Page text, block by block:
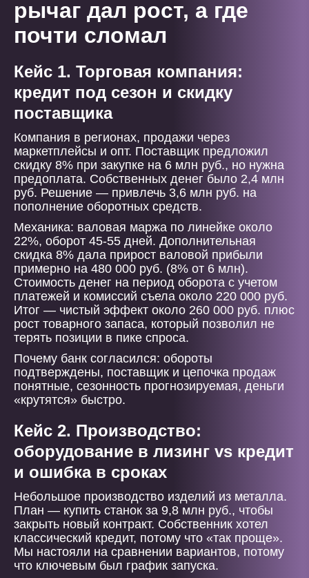
рычаг дал рост, а где
почти сломал
Кейс 1. Торговая компания:
кредит под сезон и скидку
поставщика
Компания в регионах, продажи через
маркетплейсы и опт. Поставщик предложил
скидку 8% при закупке на 6 млн руб., но нужна
предоплата. Собственных денег было 2,4 млн
руб. Решение — привлечь 3,6 млн руб. на
пополнение оборотных средств.
Механика: валовая маржа по линейке около
22%, оборот 45-55 дней. Дополнительная
скидка 8% дала прирост валовой прибыли
примерно на 480 000 руб. (8% от 6 млн).
Стоимость денег на период оборота с учетом
платежей и комиссий съела около 220 000 руб.
Итог — чистый эффект около 260 000 руб. плюс
рост товарного запаса, который позволил не
терять позиции в пике спроса.
Почему банк согласился: обороты
подтверждены, поставщик и цепочка продаж
понятные, сезонность прогнозируемая, деньги
«крутятся» быстро.
Кейс 2. Производство:
оборудование в лизинг vs кредит
и ошибка в сроках
Небольшое производство изделий из металла.
План — купить станок за 9,8 млн руб., чтобы
закрыть новый контракт. Собственник хотел
классический кредит, потому что «так проще».
Мы настояли на сравнении вариантов, потому
что ключевым был график запуска.